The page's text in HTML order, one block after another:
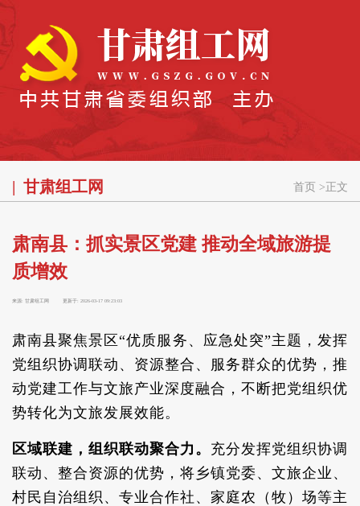
甘肃组工网 首页 > 正文
肃南县：抓实景区党建 推动全域旅游提
质增效
来源: 甘肃组工网 更新于: 2026-03-17 09:23:03
肃南县聚焦景区“优质服务、应急处突”主题，发挥
党组织协调联动、资源整合、服务群众的优势，推
动党建工作与文旅产业深度融合，不断把党组织优
势转化为文旅发展效能。
区域联建，组织联动聚合力。 充分发挥党组织协调
联动、整合资源的优势，将乡镇党委、文旅企业、
村民自治组织、专业合作社、家庭农（牧）场等主